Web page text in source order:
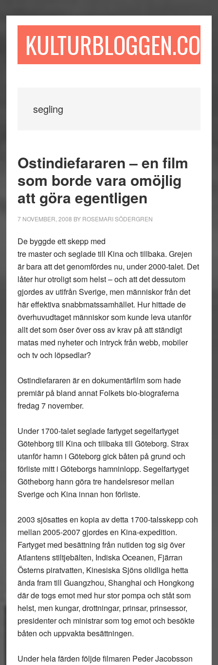
till
till
sidofältet
till
KULTURBLOGGEN.COM
segling
Ostindiefararen – en film
som borde vara omöjlig
att göra egentligen
7 NOVEMBER, 2008 BY ROSEMARI SÖDERGREN
De byggde ett skepp med
tre master och seglade till Kina och tillbaka. Grejen
är bara att det genomfördes nu, under 2000-talet. Det
låter hur otroligt som helst – och att det dessutom
gjordes av utifrån Sverige, men människor från det
här effektiva snabbmatssamhället. Hur hittade de
överhuvudtaget människor som kunde leva utanför
allt det som öser över oss av krav på att ständigt
matas med nyheter och intryck från webb, mobiler
och tv och löpsedlar?
Ostindiefararen är en dokumentärfilm som hade
premiär på bland annat Folkets bio-biograferna
fredag 7 november.
Under 1700-talet seglade fartyget segelfartyget
Götehborg till Kina och tillbaka till Göteborg. Strax
utanför hamn i Göteborg gick båten på grund och
förliste mitt i Göteborgs hamninlopp. Segelfartyget
Götheborg hann göra tre handelsresor mellan
Sverige och Kina innan hon förliste.
2003 sjösattes en kopia av detta 1700-talsskepp coh
mellan 2005-2007 gjordes en Kina-expedition.
Fartyget med besättning från nutiden tog sig över
Atlantens stiltjebälten, Indiska Oceanen, Fjärran
Österns piratvatten, Kinesiska Sjöns olidliga hetta
ända fram till Guangzhou, Shanghai och Hongkong
där de togs emot med hur stor pompa och ståt som
helst, men kungar, drottningar, prinsar, prinsessor,
presidenter och ministrar som tog emot och besökte
båten och uppvakta besättningen.
Under hela färden följde filmaren Peder Jacobsson